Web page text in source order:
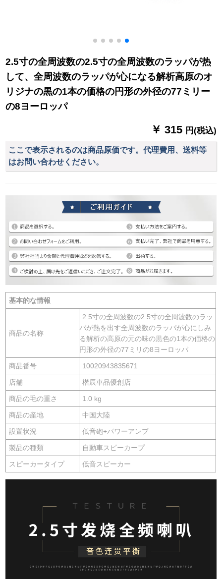
2.5寸の全周波数の2.5寸の全周波数のラッパが热
して、全周波数のラッパが心になる解析高原のオ
リジナの黒の1本の価格の円形の外径の77ミリー
の8ヨーロッパ
￥ 315 円(税込)
ここで表示されるのは商品原価です。代理費用、送料等
はお問い合わせください。
基本的な情報
商品の名称
2.5寸の全周波数の2.5寸の全周波数のラッ
パが熱を出す全周波数のラッパが心にしみ
る解析の高原の元の味の黒色の1本の価格の
円形の外径の77ミリの8ヨーロッパ
商品番号 10020943835671
店舗 楷辰車品優創店
商品の毛の重さ 1.0 kg
商品の産地 中国大陸
設置状況 低音砲+パワーアンプ
製品の種類 自動車スピーカープ
スピーカータイプ 低音スピーカー